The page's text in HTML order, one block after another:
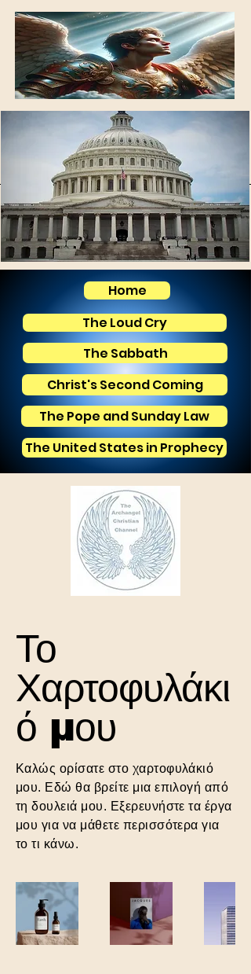
Home
The Loud Cry
The Sabbath
Christ's Second Coming
The Pope and Sunday Law
The United States in Prophecy
Το
Χαρτοφυλάκι
ό μου
Καλώς ορίσατε στο χαρτοφυλάκιό
μου. Εδώ θα βρείτε μια επιλογή από
τη δουλειά μου. Εξερευνήστε τα έργα
μου για να μάθετε περισσότερα για
το τι κάνω.